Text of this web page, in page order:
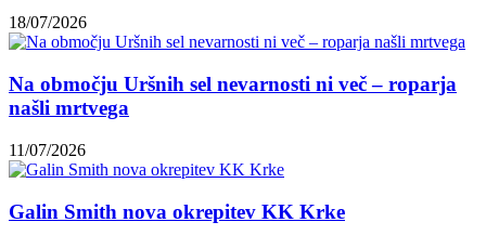
18/07/2026
Na območju Uršnih sel nevarnosti ni več – roparja
našli mrtvega
11/07/2026
Galin Smith nova okrepitev KK Krke